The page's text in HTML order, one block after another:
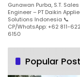
Gunawan Purba, S.T. Sales
Engineer – PT Daikin
Solutions Indonesia 📞
CP/WhatsApp: +62 811-
6150
Popular